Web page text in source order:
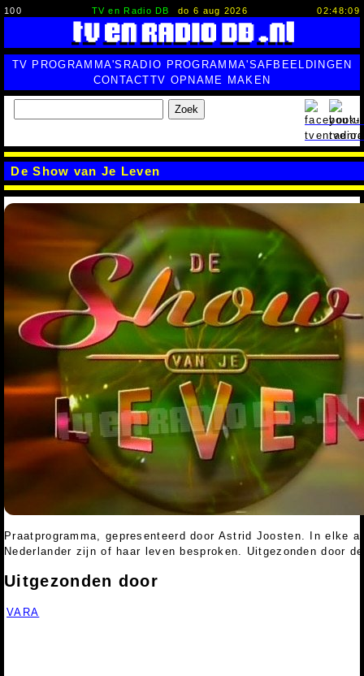
100 TV en Radio DB do 6 aug 2026 02:48:10
TV PROGRAMMA'S RADIO PROGRAMMA'SAFBEELDINGEN
CONTACTTV OPNAME MAKEN
Zoek
De Show van Je Leven
Praatprogramma, gepresenteerd door Astrid Joosten. In elke
Nederlander zijn of haar leven besproken. Uitgezonden door
Uitgezonden door
VARA